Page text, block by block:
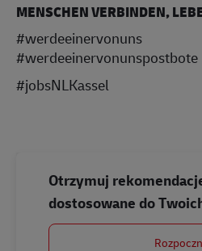
MENSCHEN VERBINDEN,
#werdeeinervonuns
#werdeeinervonunspostbote
#jobsNLKassel
Otrzymuj
dostosowane do